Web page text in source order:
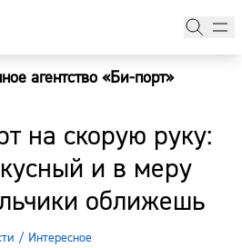
агентство «Би-порт»
на скорую руку:
и в меру
оближешь
/ Интересное